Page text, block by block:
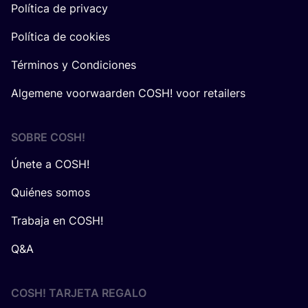
Política de privacy
Política de cookies
Términos y Condiciones
Algemene voorwaarden COSH! voor retailers
SOBRE COSH!
Únete a COSH!
Quiénes somos
Trabaja en COSH!
Q&A
COSH! TARJETA REGALO